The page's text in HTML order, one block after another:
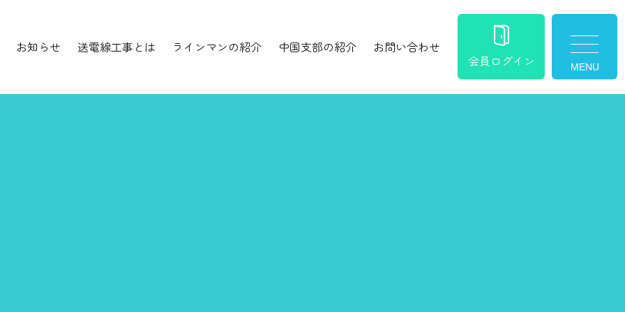
お知らせ 送電線工事とは ラインマンの紹介 中国支部の紹介
お問い合わせ
会員ログイン
toggle